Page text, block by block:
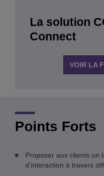
La solution
Connect
VOIR LA
Points Forts
Proposer aux clients un
d'interaction à travers